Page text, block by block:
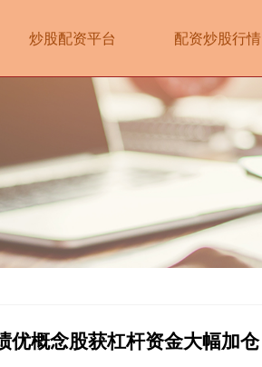
炒股配资平台 配资炒股行情
优概念股获杠杆资金大幅加仓